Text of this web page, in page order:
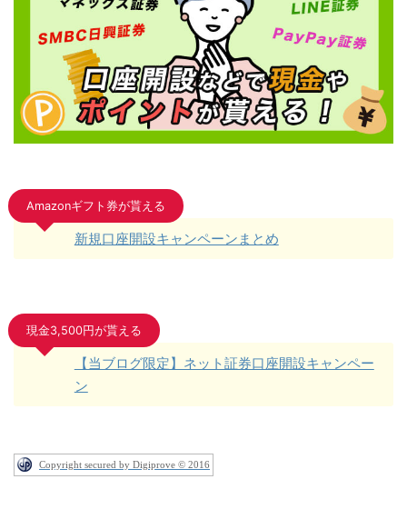
Amazonギフト券が貰える
新規口座開設キャンペーンまとめ
現金3,500円が貰える
【当ブログ限定】ネット証券口座開設キャンペー
ン
Copyright secured by Digiprove © 2016